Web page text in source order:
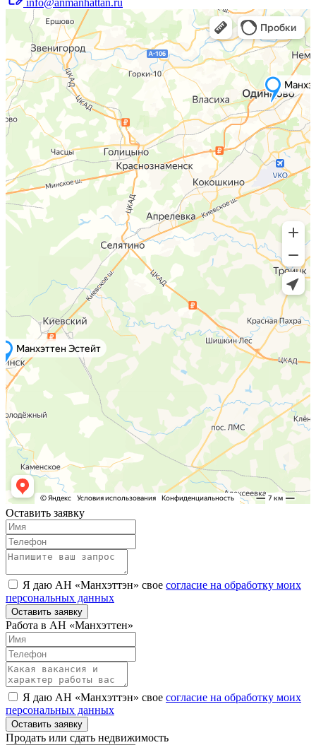
info@anmanhattan.ru
Оставить заявку
Я даю АН «Манхэттэн» свое согласие на обработку моих
персональных данных
Оставить заявку
Работа в АН «Манхэттен»
Я даю АН «Манхэттэн» свое согласие на обработку моих
персональных данных
Оставить заявку
Продать или сдать недвижимость